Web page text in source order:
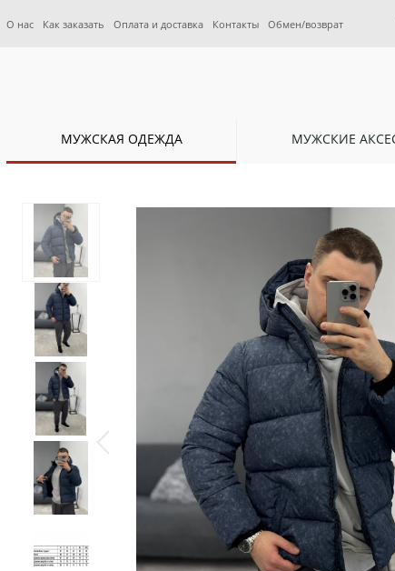
О нас Как заказать Оплата и доставка Контакты Обмен/возврат
МУЖСКАЯ ОДЕЖДА МУЖСКИЕ